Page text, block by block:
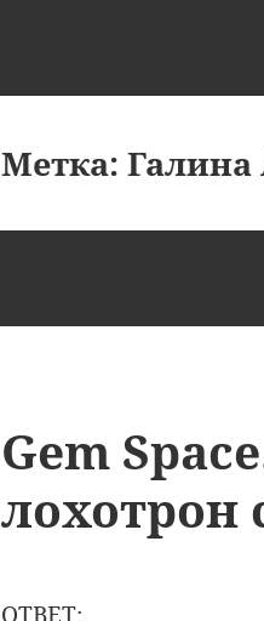
Метка:
Gem
лохотрон